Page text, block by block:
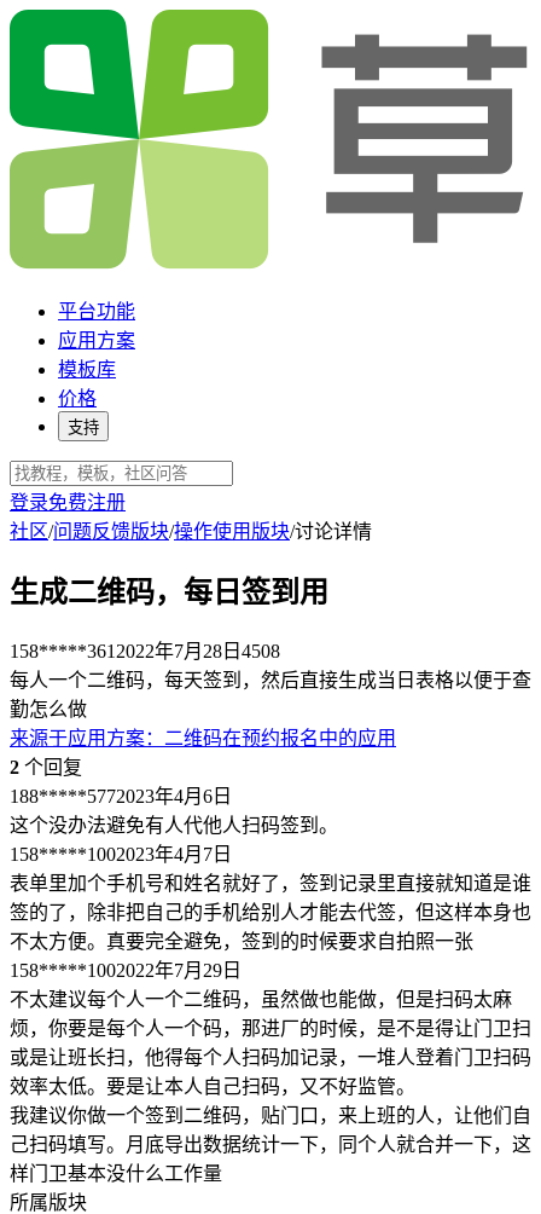
平台功能
应用方案
模板库
价格
支持
登录免费注册
社区/问题反馈版块/操作使用版块/讨论详情
生成二维码，每日签到用
158*****361 2022年7月28日 4508
每人一个二维码，每天签到，然后直接生成当日表格以便于查
勤怎么做
来源于应用方案： 二维码在预约报名中的应用
2 个回复
188*****5772023年4月6日
这个没办法避免有人代他人扫码签到。
158*****1002023年4月7日
表单里加个手机号和姓名就好了，签到记录里直接就知道是谁
签的了，除非把自己的手机给别人才能去代签，但这样本身也
不太方便。真要完全避免，签到的时候要求自拍照一张
158*****1002022年7月29日
不太建议每个人一个二维码，虽然做也能做，但是扫码太麻
烦，你要是每个人一个码，那进厂的时候，是不是得让门卫扫
或是让班长扫，他得每个人扫码加记录，一堆人登着门卫扫码
效率太低。要是让本人自己扫码，又不好监管。
我建议你做一个签到二维码，贴门口，来上班的人，让他们自
己扫码填写。月底导出数据统计一下，同个人就合并一下，这
样门卫基本没什么工作量
所属版块